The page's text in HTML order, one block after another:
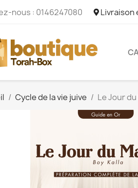
nous : 0146247080 Livraison
Cycle de la vie juive Le Jour